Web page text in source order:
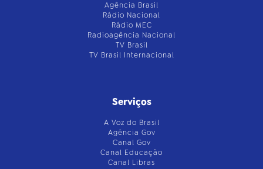
Agência Brasil
Rádio Nacional
Rádio MEC
Radioagência Nacional
TV Brasil
TV Brasil Internacional
Serviços
A Voz do Brasil
Agência Gov
Canal Gov
Canal Educação
Canal Libras